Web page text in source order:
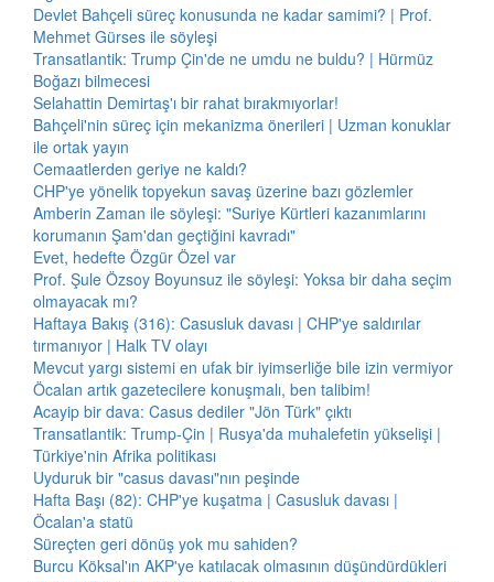
Devlet Bahçeli süreç konusunda ne kadar samimi? | Prof.
Mehmet Gürses ile söyleşi
Transatlantik: Trump Çin'de ne umdu ne buldu? | Hürmüz
Boğazı bilmecesi
Selahattin Demirtaş'ı bir rahat bırakmıyorlar!
Bahçeli'nin süreç için mekanizma önerileri | Uzman konuklar
ile ortak yayın
Cemaatlerden geriye ne kaldı?
CHP'ye yönelik topyekun savaş üzerine bazı gözlemler
Amberin Zaman ile söyleşi: "Suriye Kürtleri kazanımlarını
korumanın Şam'dan geçtiğini kavradı"
Evet, hedefte Özgür Özel var
Prof. Şule Özsoy Boyunsuz ile söyleşi: Yoksa bir daha seçim
olmayacak mı?
Haftaya Bakış (316): Casusluk davası | CHP'ye saldırılar
tırmanıyor | Halk TV olayı
Mevcut yargı sistemi en ufak bir iyimserliğe bile izin vermiyor
Öcalan artık gazetecilere konuşmalı, ben talibim!
Acayip bir dava: Casus dediler "Jön Türk" çıktı
Transatlantik: Trump-Çin | Rusya'da muhalefetin yükselişi |
Türkiye'nin Afrika politikası
Uyduruk bir "casus davası"nın peşinde
Hafta Başı (82): CHP'ye kuşatma | Casusluk davası |
Öcalan'a statü
Süreçten geri dönüş yok mu sahiden?
Burcu Köksal'ın AKP'ye katılacak olmasının düşündürdükleri